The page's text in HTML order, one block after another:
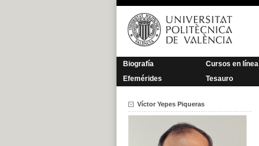
Saltar
contenido
Biografía Cursos en línea
Efemérides
Tesauro
Víctor Yepes Piqueras